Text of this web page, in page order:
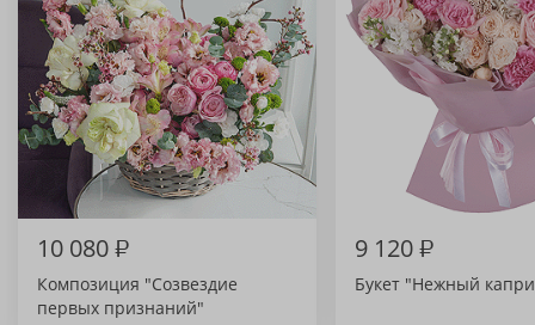
10 080₽
Композиция "Созвездие
первых признаний"
9 120₽
Букет "Нежный